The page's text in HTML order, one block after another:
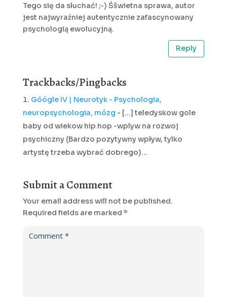
Tego się da słuchać! ;-) Śšwietna sprawa, autor
jest najwyraźniej autentycznie zafascynowany
psychologią ewolucyjną.
Reply
Trackbacks/Pingbacks
Góógle IV | Neurotyk - Psychologia,
neuropsychologia, mózg - [...] teledyskow gole
baby od wiekow hip hop -wplyw na rozwoj
psychiczny (Bardzo pozytywny wpływ, tylko
artystę trzeba wybrać dobrego)…
Submit a Comment
Your email address will not be published.
Required fields are marked *